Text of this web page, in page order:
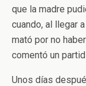
que la madre
cuando, al llegar
mató por no
comentó un
Unos días